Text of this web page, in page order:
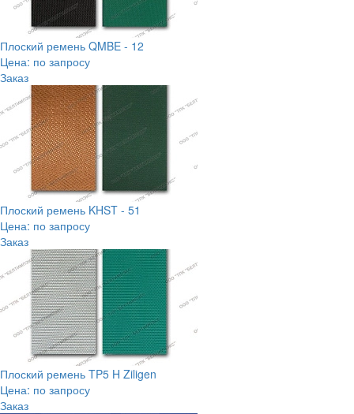
Плоский ремень QMBE - 12
Цена: по запросу
Заказ
Плоский ремень KHST - 51
Цена: по запросу
Заказ
Плоский ремень TP5 H Ziligen
Цена: по запросу
Заказ